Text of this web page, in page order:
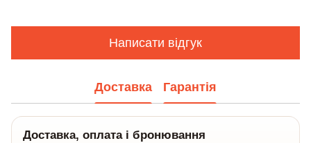
Написати відгук
Доставка Гарантія
Доставка, оплата і бронювання